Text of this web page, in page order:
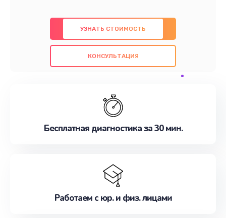
предлагаем быстрый и качественный ремонт с
использованием оригинальных компонентов, а
также гарантируем качество всех
проведенных работ. Наша цель - предоставить
наилучшим образом. Не медлите записаться на
УЗНАТЬ СТОИМОСТЬ
КОНСУЛЬТАЦИЯ
Бесплатная диагностика за 30 мин.
Работаем с юр. и физ. лицами